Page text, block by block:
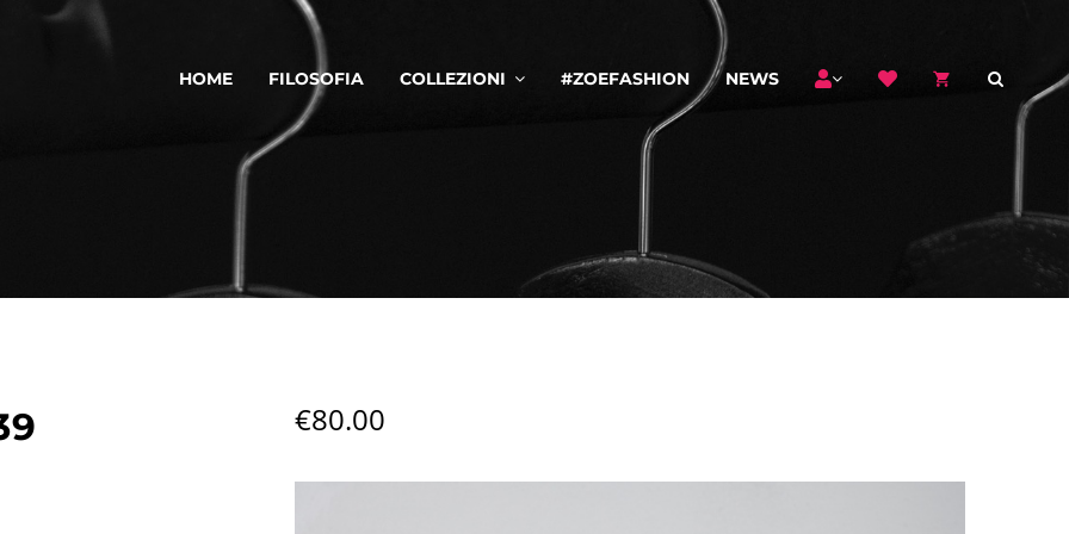
HOME FILOSOFIA COLLEZIONI #ZOEFASHION NEWS
€80.00